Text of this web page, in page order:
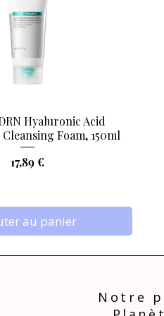
rapide
Hyaluronic Acid
Foam, 150ml
Prix
17,89 €
au panier
Notre